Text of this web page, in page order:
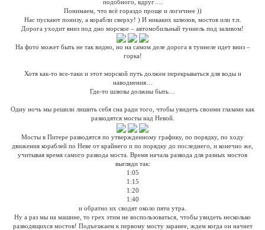
подобного, вдруг….
Понимаем, что всё гораздо проще и логичнее ))
Нас пускают понизу, а корабли сверху! ) И никаких шлюзов, мостов или т.п.
Дорога уходит вниз под дно морское – автомобильный туннель под заливом!
На фото может быть не так видно, но на самом деле дорога в туннеле идет вниз –
горка!
Хотя как-то все-таки и этот морской путь должен перекрываться для воды и
наводнения…
Где-то шлюзы должны быть…
Одну ночь мы решили лишить себя сна ради того, чтобы увидеть своими глазами как
разводятся мосты над Невой.
Мосты в Питере разводятся по утвержденному графику, по порядку, по ходу
движения кораблей по Неве от крайнего и по порядку до последнего, и конечно же,
учитывая время самого развода моста. Время начала развода для разных мостов
выгляди так:
1:05
1:15
1:20
1:40
и обратно их сводят около пяти утра.
Ну а раз мы на машине, то грех этим не воспользоваться, чтобы увидеть несколько
разводящихся мостов! Подъезжаем к первому мосту заранее, ждем когда он начнет